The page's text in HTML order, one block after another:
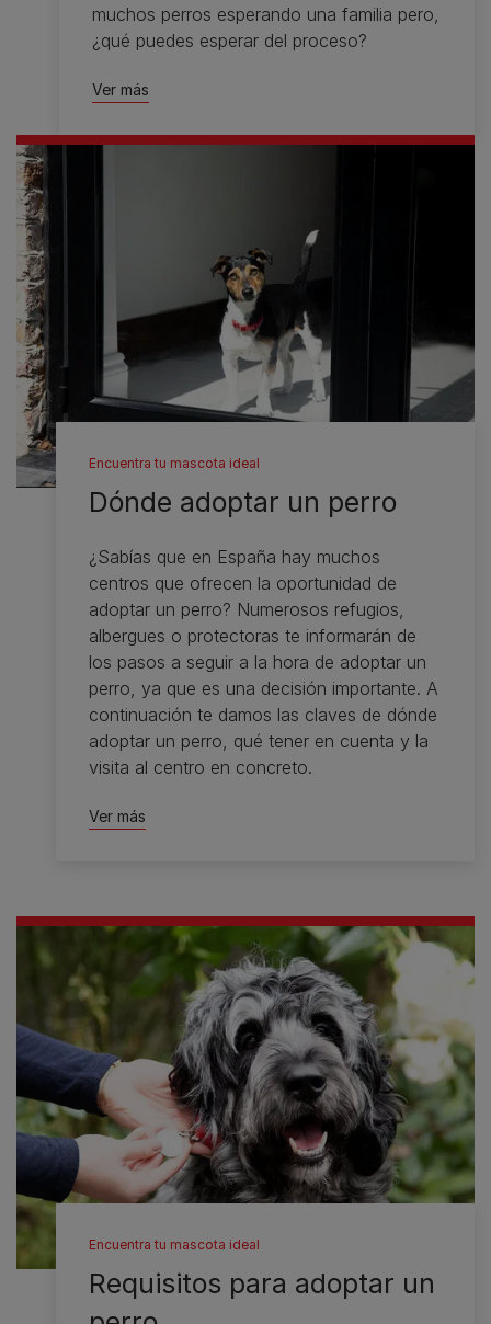
muchos perros esperando una familia pero,
¿qué puedes esperar del proceso?
Ver más
Encuentra tu mascota ideal
Dónde adoptar un perro
¿Sabías que en España hay muchos
centros que ofrecen la oportunidad de
adoptar un perro? Numerosos refugios,
albergues o protectoras te informarán de
los pasos a seguir a la hora de adoptar un
perro, ya que es una decisión importante. A
continuación te damos las claves de dónde
adoptar un perro, qué tener en cuenta y la
visita al centro en concreto.
Ver más
Encuentra tu mascota ideal
Requisitos para adoptar un